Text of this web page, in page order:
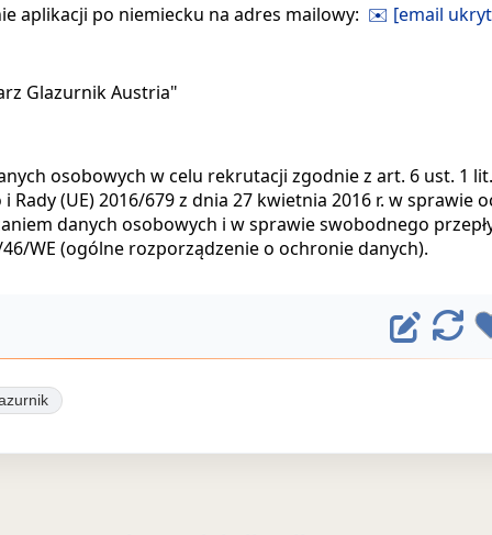
aplikacji po niemiecku na adres mailowy: ✉️ [email
Glazurnik Austria"
osobowych w celu rekrutacji zgodnie z art. 6 ust. 1
(UE) 2016/679 z dnia 27 kwietnia 2016 r. w sprawie
danych osobowych i w sprawie swobodnego
WE (ogólne rozporządzenie o ochronie danych).
E
d
t
O
d
i